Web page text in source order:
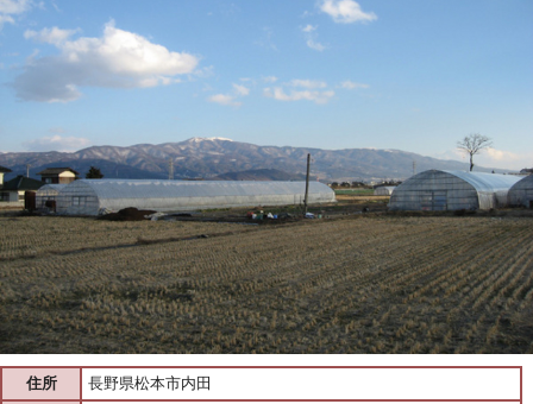
住所
長野県松本市内田